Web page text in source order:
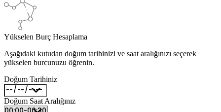
Yükselen Burç Hesaplama
Aşağıdaki kutudan doğum tarihinizi ve saat aralığınızı seçerek
yükselen burcunuzu öğrenin.
Doğum Tarihiniz
Doğum Saat Aralığınız